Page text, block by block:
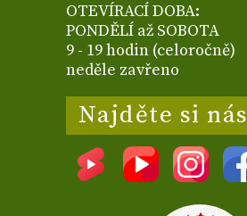
OTEVÍRACÍ DOBA:
PONDĚLÍ až SOBOTA
9 - 19 hodin (celoročně)
neděle zavřeno
Najděte si nás